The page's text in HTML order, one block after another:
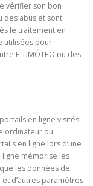
vérifier son bon
des abus et sont
le traitement en
utilisées pour
E.TIMÓTEO ou des
en ligne visités
ordinateur ou
en ligne lors d’une
ligne mémorise les
les données de
d’autres paramètres